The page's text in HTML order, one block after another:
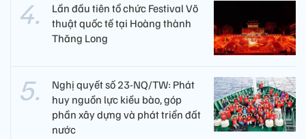
Lần đầu tiên tổ chức Festival Võ
thuật quốc tế tại Hoàng thành
Thăng Long
Nghị quyết số 23-NQ/TW: Phát
huy nguồn lực kiều bào, góp
phần xây dựng và phát triển đất
nước